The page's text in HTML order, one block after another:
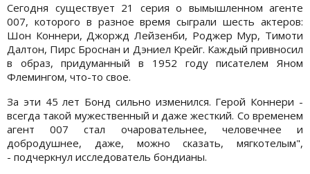
Сегодня существует 21 серия о вымышленном агенте
007, которого в разное время сыграли шесть актеров:
Шон Коннери, Джоржд Лейзенби, Роджер Мур, Тимоти
Далтон, Пирс Броснан и Дэниел Крейг. Каждый привносил
в образ, придуманный в 1952 году писателем Яном
Флемингом, что-то свое.
За эти 45 лет Бонд сильно изменился. Герой Коннери -
всегда такой мужественный и даже жесткий. Со временем
агент 007 стал очаровательнее, человечнее и
добродушнее, даже, можно сказать, мягкотелым",
- подчеркнул исследователь бондианы.